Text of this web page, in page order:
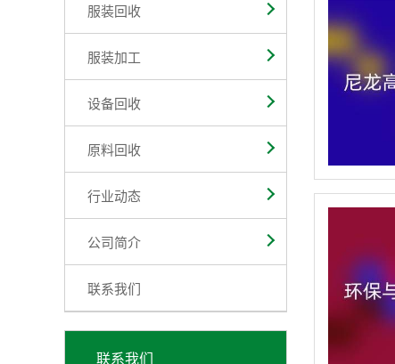
服装回收
服装加工
设备回收
原料回收
行业动态
公司简介
联系我们
联系我们